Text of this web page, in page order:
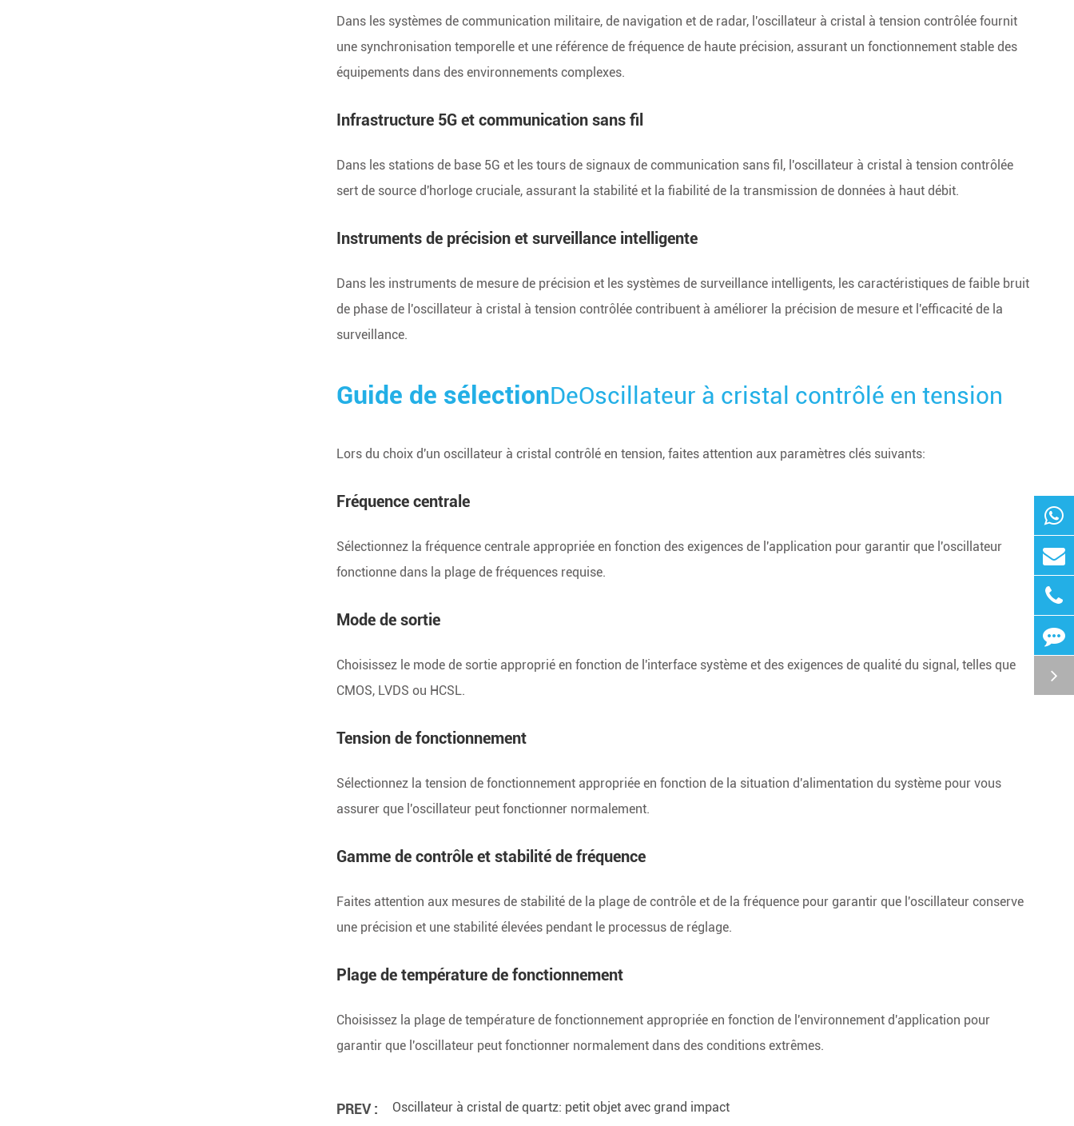
Dans les systèmes de communication militaire, de navigation et de radar, l'oscillateur à cristal à tension contrôlée fournit
une synchronisation temporelle et une référence de fréquence de haute précision, assurant un fonctionnement stable des
équipements dans des environnements complexes.
Infrastructure 5G et communication sans fil
Dans les stations de base 5G et les tours de signaux de communication sans fil, l'oscillateur à cristal à tension contrôlée
sert de source d'horloge cruciale, assurant la stabilité et la fiabilité de la transmission de données à haut débit.
Instruments de précision et surveillance intelligente
Dans les instruments de mesure de précision et les systèmes de surveillance intelligents, les caractéristiques de faible bruit
de phase de l'oscillateur à cristal à tension contrôlée contribuent à améliorer la précision de mesure et l'efficacité de la
surveillance.
Guide de sélectionDeOscillateur à cristal contrôlé en tension
Lors du choix d'un oscillateur à cristal contrôlé en tension, faites attention aux paramètres clés suivants:
Fréquence centrale
Sélectionnez la fréquence centrale appropriée en fonction des exigences de l'application pour garantir que l'oscillateur
fonctionne dans la plage de fréquences requise.
Mode de sortie
Choisissez le mode de sortie approprié en fonction de l'interface système et des exigences de qualité du signal, telles que
CMOS, LVDS ou HCSL.
Tension de fonctionnement
Sélectionnez la tension de fonctionnement appropriée en fonction de la situation d'alimentation du système pour vous
assurer que l'oscillateur peut fonctionner normalement.
Gamme de contrôle et stabilité de fréquence
Faites attention aux mesures de stabilité de la plage de contrôle et de la fréquence pour garantir que l'oscillateur conserve
une précision et une stabilité élevées pendant le processus de réglage.
Plage de température de fonctionnement
Choisissez la plage de température de fonctionnement appropriée en fonction de l'environnement d'application pour
garantir que l'oscillateur peut fonctionner normalement dans des conditions extrêmes.
PREV : Oscillateur à cristal de quartz: petit objet avec grand impact